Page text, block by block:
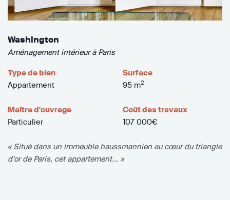
Washington
Aménagement intérieur à Paris
Type de bien
Appartement
Surface
95 m2
Maître d'ouvrage
Particulier
Coût des travaux
107 000€
« Situé dans un immeuble haussmannien au cœur du triangle
d’or de Paris, cet appartement... »